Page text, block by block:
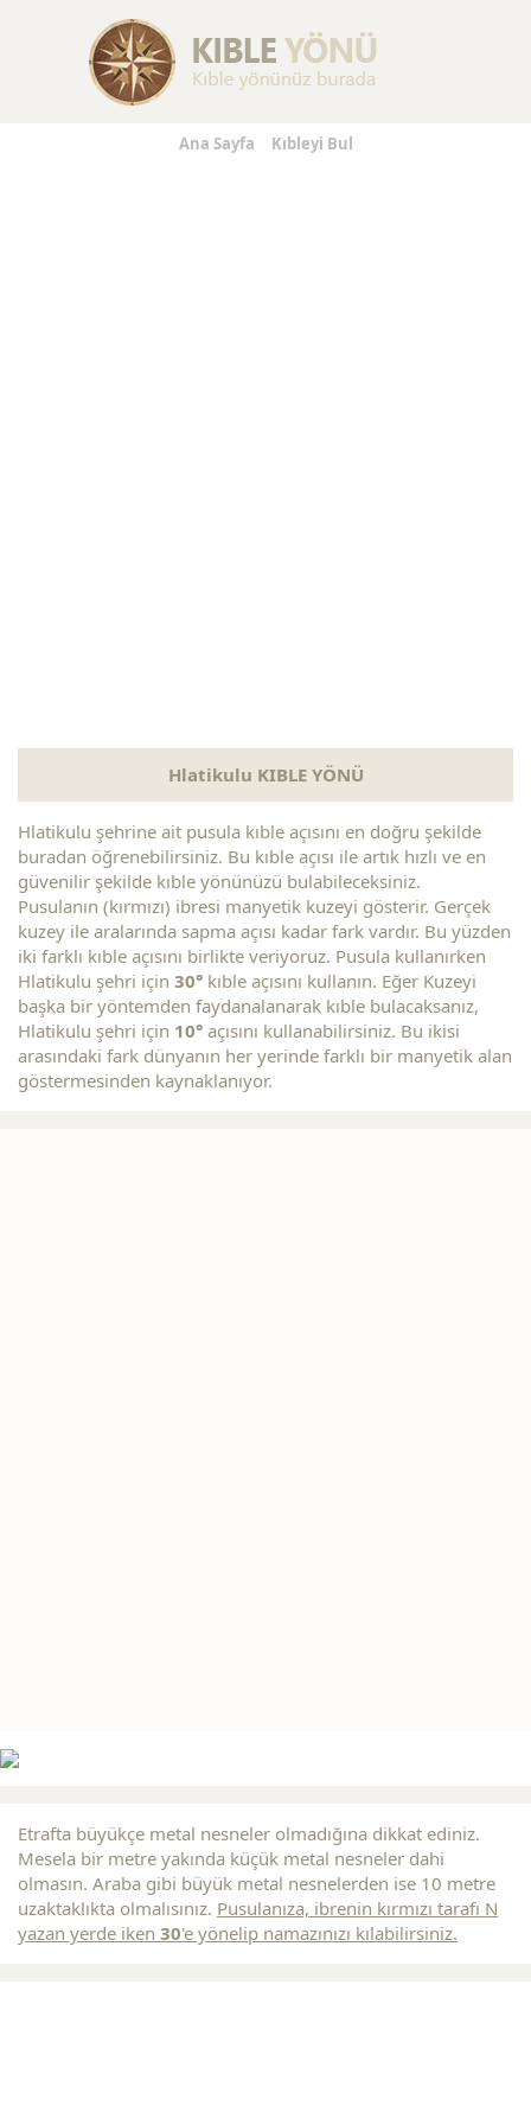
Replica Handbags
Ana Sayfa Kıbleyi Bul
Hlatikulu KIBLE YÖNÜ
Hlatikulu şehrine ait pusula kıble açısını en doğru şekilde
buradan öğrenebilirsiniz. Bu kıble açısı ile artık hızlı ve en
güvenilir şekilde kıble yönünüzü bulabileceksiniz.
Pusulanın (kırmızı) ibresi manyetik kuzeyi gösterir. Gerçek
kuzey ile aralarında sapma açısı kadar fark vardır. Bu yüzden
iki farklı kıble açısını birlikte veriyoruz. Pusula kullanırken
Hlatikulu şehri için 30° kıble açısını kullanın. Eğer Kuzeyi
başka bir yöntemden faydanalanarak kıble bulacaksanız,
Hlatikulu şehri için 10° açısını kullanabilirsiniz. Bu ikisi
arasındaki fark dünyanın her yerinde farklı bir manyetik alan
göstermesinden kaynaklanıyor.
Etrafta büyükçe metal nesneler olmadığına dikkat ediniz.
Mesela bir metre yakında küçük metal nesneler dahi
olmasın. Araba gibi büyük metal nesnelerden ise 10 metre
uzaktaklıkta olmalısınız. Pusulanıza, ibrenin kırmızı tarafı N
yazan yerde iken 30'e yönelip namazınızı kılabilirsiniz.